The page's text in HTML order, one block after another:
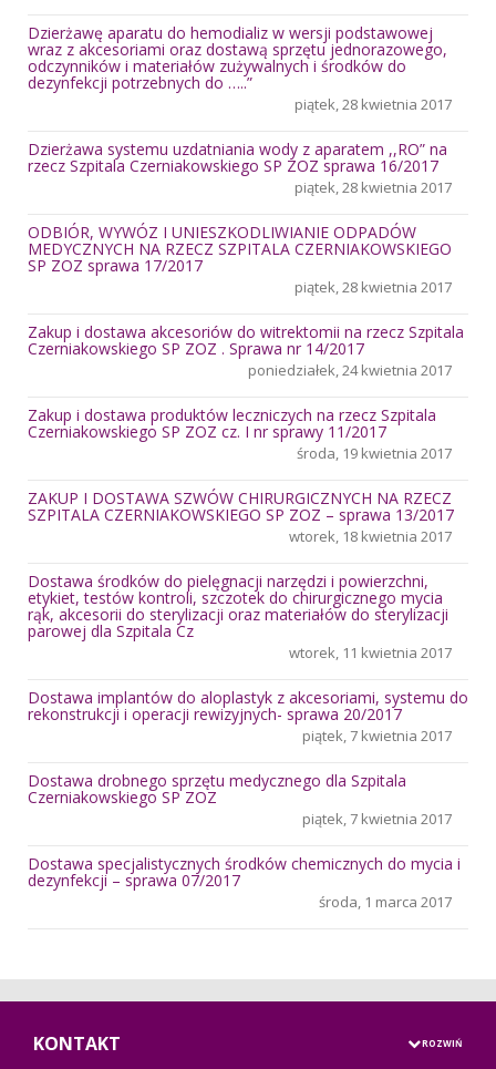
Dzierżawę aparatu do hemodializ w wersji podstawowej
wraz z akcesoriami oraz dostawą sprzętu jednorazowego,
odczynników i materiałów zużywalnych i środków do
dezynfekcji potrzebnych do …..”
piątek, 28 kwietnia 2017
Dzierżawa systemu uzdatniania wody z aparatem ,,RO” na
rzecz Szpitala Czerniakowskiego SP ZOZ sprawa 16/2017
piątek, 28 kwietnia 2017
ODBIÓR, WYWÓZ I UNIESZKODLIWIANIE ODPADÓW
MEDYCZNYCH NA RZECZ SZPITALA CZERNIAKOWSKIEGO
SP ZOZ sprawa 17/2017
piątek, 28 kwietnia 2017
Zakup i dostawa akcesoriów do witrektomii na rzecz Szpitala
Czerniakowskiego SP ZOZ . Sprawa nr 14/2017
poniedziałek, 24 kwietnia 2017
Zakup i dostawa produktów leczniczych na rzecz Szpitala
Czerniakowskiego SP ZOZ cz. I nr sprawy 11/2017
środa, 19 kwietnia 2017
ZAKUP I DOSTAWA SZWÓW CHIRURGICZNYCH NA RZECZ
SZPITALA CZERNIAKOWSKIEGO SP ZOZ – sprawa 13/2017
wtorek, 18 kwietnia 2017
Dostawa środków do pielęgnacji narzędzi i powierzchni,
etykiet, testów kontroli, szczotek do chirurgicznego mycia
rąk, akcesorii do sterylizacji oraz materiałów do sterylizacji
parowej dla Szpitala Cz
wtorek, 11 kwietnia 2017
Dostawa implantów do aloplastyk z akcesoriami, systemu do
rekonstrukcji i operacji rewizyjnych- sprawa 20/2017
piątek, 7 kwietnia 2017
Dostawa drobnego sprzętu medycznego dla Szpitala
Czerniakowskiego SP ZOZ
piątek, 7 kwietnia 2017
Dostawa specjalistycznych środków chemicznych do mycia i
dezynfekcji – sprawa 07/2017
środa, 1 marca 2017
KONTAKT